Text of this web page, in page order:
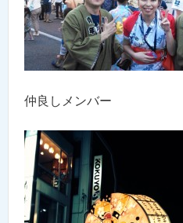
仲良しメンバー